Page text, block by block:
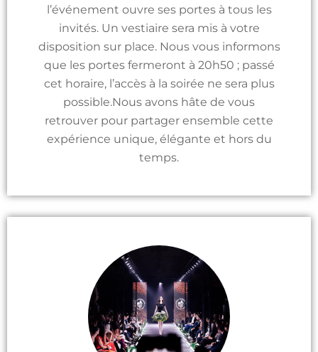
l’événement ouvre ses portes à tous les
invités. Un vestiaire sera mis à votre
disposition sur place. Nous vous informons
que les portes fermeront à 20h50 ; passé
cet horaire, l’accès à la soirée ne sera plus
possible.Nous avons hâte de vous
retrouver pour partager ensemble cette
expérience unique, élégante et hors du
temps.